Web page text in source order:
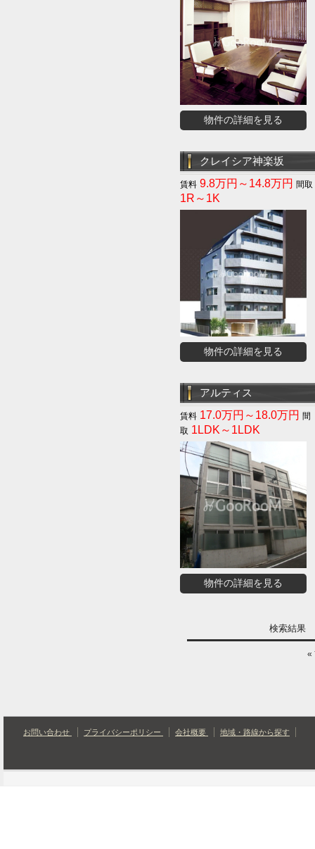
物件の詳細を見る
クレイシア神楽坂
9.8万円～14.8万円
1R～1K
物件の詳細を見る
アルティス
17.0万円～18.0万円
1LDK～1LDK
物件の詳細を見る
検索結
«
お問い合わせ プライバシーポリシー 会社概要 地域・路線から探す